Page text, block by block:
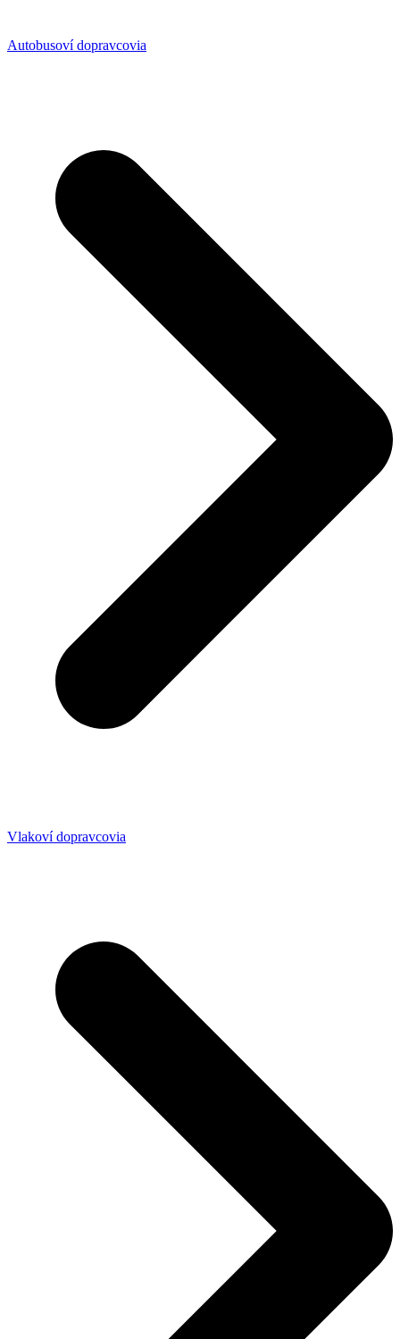
Autobusoví dopravcovia
Vlakoví dopravcovia